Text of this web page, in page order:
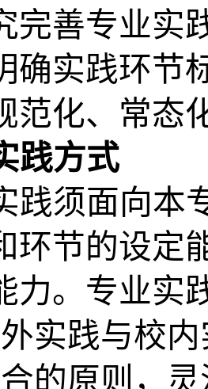
完善专业实
确实践环节
范化、常态
践方式
践须面向本
环节的设定
力。专业实
实践与校
的原则，